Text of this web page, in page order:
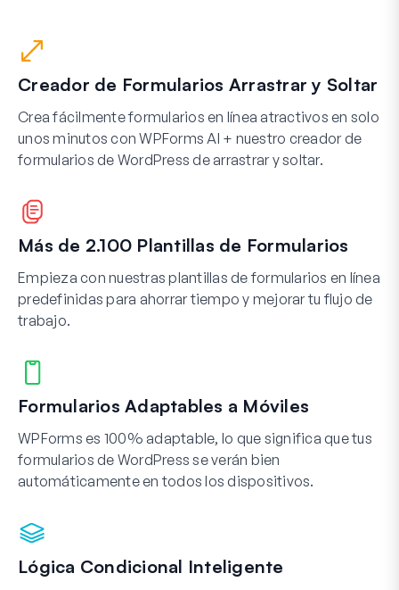
Creador de Formularios Arrastrar y Soltar
Crea fácilmente formularios en línea atractivos en solo
unos minutos con WPForms AI + nuestro creador de
formularios de WordPress de arrastrar y soltar.
Más de 2.100 Plantillas de Formularios
Empieza con nuestras plantillas de formularios en línea
predefinidas para ahorrar tiempo y mejorar tu flujo de
trabajo.
Formularios Adaptables a Móviles
WPForms es 100% adaptable, lo que significa que tus
formularios de WordPress se verán bien
automáticamente en todos los dispositivos.
Lógica Condicional Inteligente